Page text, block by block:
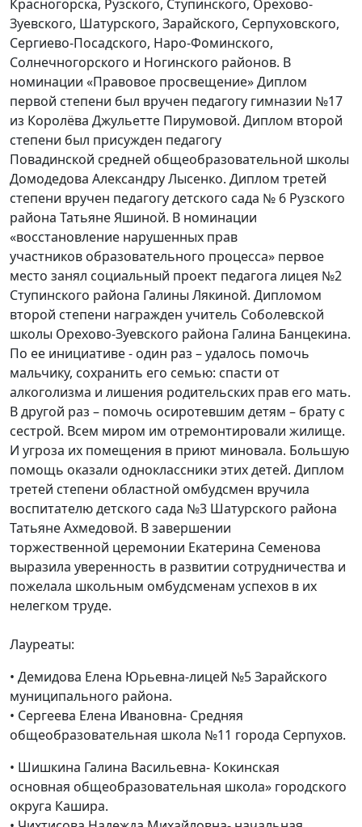
Красногорска, Рузского, Ступинского, Орехово-
Зуевского, Шатурского, Зарайского, Серпуховского,
Сергиево-Посадского, Наро-Фоминского,
Солнечногорского и Ногинского районов. В
номинации «Правовое просвещение» Диплом
первой степени был вручен педагогу гимназии №17
из Королёва Джульетте Пирумовой. Диплом второй
степени был присужден педагогу
Повадинской средней общеобразовательной школы
Домодедова Александру Лысенко. Диплом третей
степени вручен педагогу детского сада № 6 Рузского
района Татьяне Яшиной. В номинации
«восстановление нарушенных прав
участников образовательного процесса» первое
место занял социальный проект педагога лицея №2
Ступинского района Галины Лякиной. Дипломом
второй степени награжден учитель Соболевской
школы Орехово-Зуевского района Галина Банцекина.
По ее инициативе - один раз – удалось помочь
мальчику, сохранить его семью: спасти от
алкоголизма и лишения родительских прав его мать.
В другой раз – помочь осиротевшим детям – брату с
сестрой. Всем миром им отремонтировали жилище.
И угроза их помещения в приют миновала. Большую
помощь оказали одноклассники этих детей. Диплом
третей степени областной омбудсмен вручила
воспитателю детского сада №3 Шатурского района
Татьяне Ахмедовой. В завершении
торжественной церемонии Екатерина Семенова
выразила уверенность в развитии сотрудничества и
пожелала школьным омбудсменам успехов в их
нелегком труде.
Лауреаты:
• Демидова Елена Юрьевна-лицей №5 Зарайского
муниципального района.
• Сергеева Елена Ивановна- Средняя
общеобразовательная школа №11 города Серпухов.
• Шишкина Галина Васильевна- Кокинская
основная общеобразовательная школа» городского
округа Кашира.